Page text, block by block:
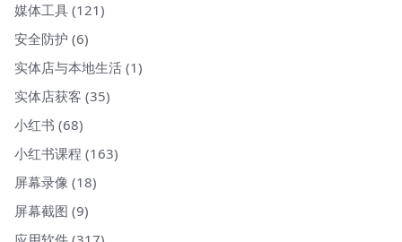
媒体工具 (121)
安全防护 (6)
实体店与本地生活 (1)
实体店获客 (35)
小红书 (68)
小红书课程 (163)
屏幕录像 (18)
屏幕截图 (9)